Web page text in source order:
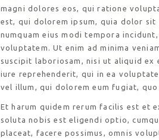
magni dolores eos, qui ratione
est, qui dolorem ipsum, quia dolor
numquam eius modi tempora
voluptatem. Ut enim ad minima
suscipit laboriosam, nisi ut aliquid ex
iure reprehenderit, qui in ea
vel illum, qui dolorem eum fugiat,
Et harum quidem rerum facilis est et
soluta nobis est eligendi optio,
placeat, facere possimus, omnis